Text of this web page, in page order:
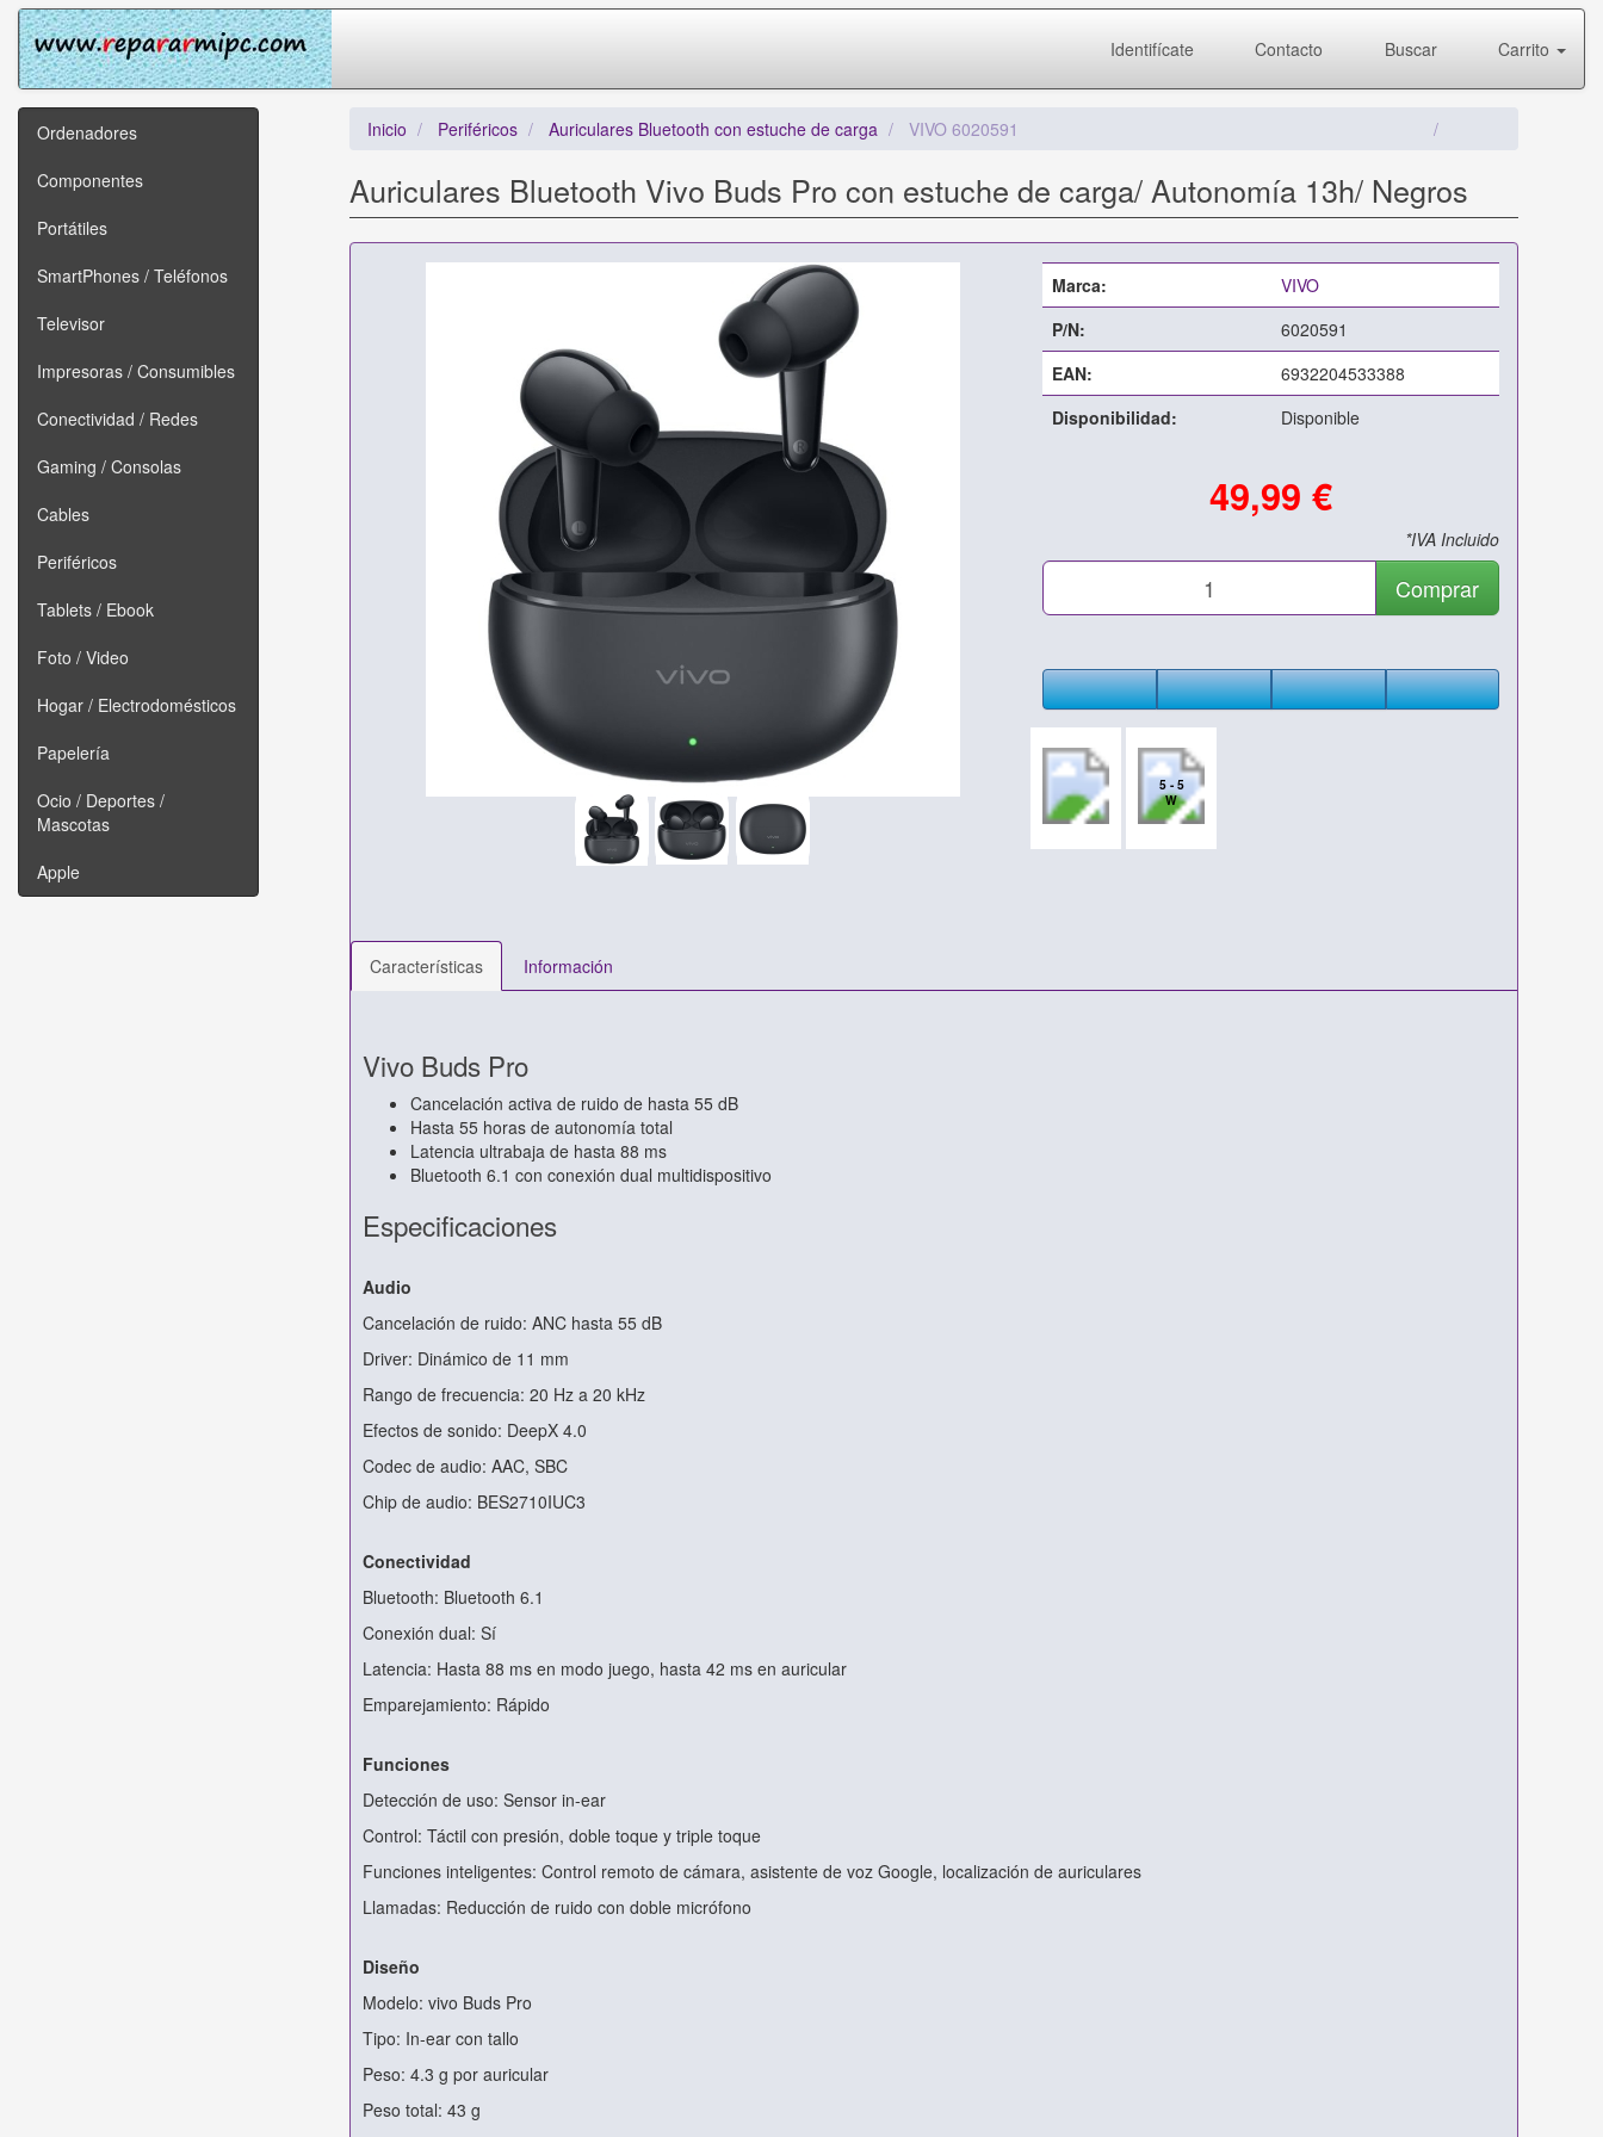
Identifícate Contacto Buscar Carrito
Ordenadores
Componentes
Portátiles
SmartPhones / Teléfonos
Televisor
Impresoras / Consumibles
Conectividad / Redes
Gaming / Consolas
Cables
Periféricos
Tablets / Ebook
Foto / Video
Hogar / Electrodomésticos
Papelería
Ocio / Deportes /
Mascotas
Apple
Inicio Periféricos Auriculares Bluetooth con estuche de carga VIVO 6020591
Auriculares Bluetooth Vivo Buds Pro con estuche de carga/ Autonomía 13h/ Negros
Marca:
VIVO
P/N:
6020591
EAN:
6932204533388
Disponibilidad:
Disponible
49,99 €
*IVA Incluido
Comprar
5 - 5
W
Características Información
Vivo Buds Pro
Cancelación activa de ruido de hasta 55 dB
Hasta 55 horas de autonomía total
Latencia ultrabaja de hasta 88 ms
Bluetooth 6.1 con conexión dual multidispositivo
Especificaciones
Audio
Cancelación de ruido: ANC hasta 55 dB
Driver: Dinámico de 11 mm
Rango de frecuencia: 20 Hz a 20 kHz
Efectos de sonido: DeepX 4.0
Codec de audio: AAC, SBC
Chip de audio: BES2710IUC3
Conectividad
Bluetooth: Bluetooth 6.1
Conexión dual: Sí
Latencia: Hasta 88 ms en modo juego, hasta 42 ms en auricular
Emparejamiento: Rápido
Funciones
Detección de uso: Sensor in-ear
Control: Táctil con presión, doble toque y triple toque
Funciones inteligentes: Control remoto de cámara, asistente de voz Google, localización de auriculares
Llamadas: Reducción de ruido con doble micrófono
Diseño
Modelo: vivo Buds Pro
Tipo: In-ear con tallo
Peso: 4.3 g por auricular
Peso total: 43 g